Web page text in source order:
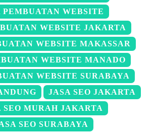
PEMBUATAN WEBSITE
WEBSITE JAKARTA
WEBSITE MAKASSAR
WEBSITE MANADO
WEBSITE SURABAYA
JASA SEO JAKARTA
SEO MURAH JAKARTA
SEO SURABAYA